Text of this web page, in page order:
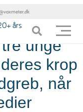
unge
krop
når